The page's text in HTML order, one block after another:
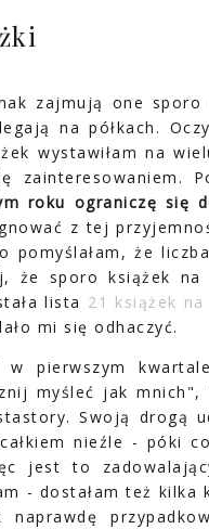
zajmują one
na półkach.
wystawiłam na
zainteresowaniem.
roku ograniczę się
z tej
pomyślałam, że
że sporo książek na
lista 21 książek
mi się odhaczyć.
pierwszym
myśleć jak mnich",
Swoją drogą
nieźle - póki
jest to
- dostałam też
naprawdę